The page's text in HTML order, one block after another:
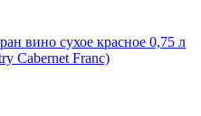
вино сухое красное 0,75 л
Cabernet Franc)